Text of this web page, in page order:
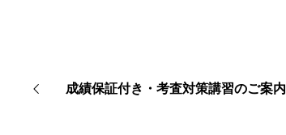
成績保証付き・考査対策講習のご案内